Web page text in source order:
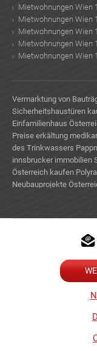
Mietwohnungen Wien
Mietwohnungen Wien
Mietwohnungen Wien
Mietwohnungen Wien
Mietwohnungen Wien
Vermarktung von
Sicherheitshaustüren
Einfamilienhaus
Preise erkältung
des Trinkwassers
innsbrucker immobilien
Österreich kaufen
Neubauprojekte